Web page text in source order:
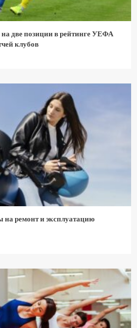
на две позиции в рейтинге УЕФА
клубов
на ремонт и эксплуатацию